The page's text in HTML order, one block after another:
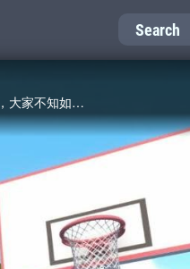
阿比與阿廣的爸爸，原本是多年好友，有一天卻為了一個誤會，從此不相來往。散步溜狗時，見了面也不打招呼，大家不知如何是好，歡喜於是想辦法安排餐敘，讓兩家人有機會溝通，沒想到卻弄巧成拙⋯⋯